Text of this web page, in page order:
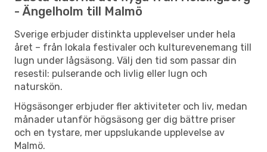
- Ängelholm till Malmö
Sverige erbjuder distinkta upplevelser under hela
året – från lokala festivaler och kulturevenemang till
lugn under lågsäsong. Välj den tid som passar din
resestil: pulserande och livlig eller lugn och
naturskön.
Högsäsonger erbjuder fler aktiviteter och liv, medan
månader utanför högsäsong ger dig bättre priser
och en tystare, mer uppslukande upplevelse av
Malmö.